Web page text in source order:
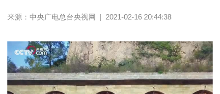
来源： 中央广电总台央视网 | 2021-02-16 20:44:38